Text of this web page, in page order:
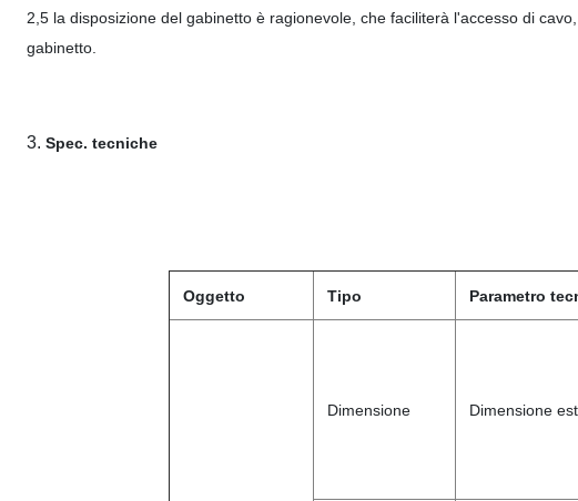
2,5 la disposizione del gabinetto è ragionevole, che faciliterà l'accesso di
gabinetto.
3. Spec. tecniche
Oggetto Tipo Parametro
Dimensione Dimensione